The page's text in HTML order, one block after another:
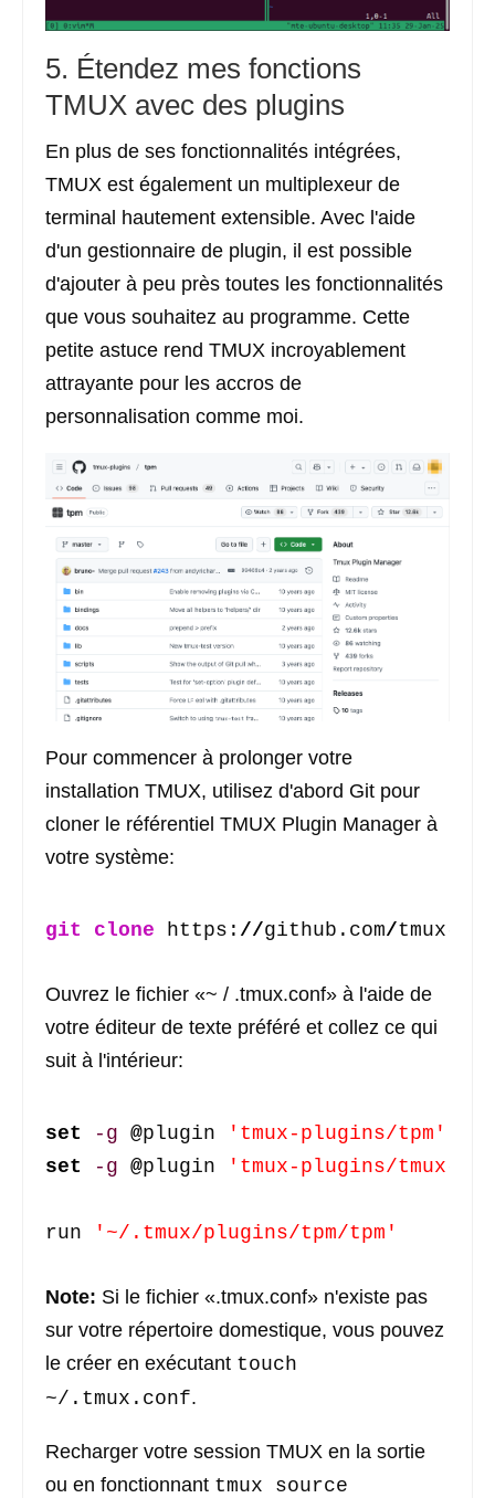
5. Étendez mes fonctions
TMUX avec des plugins
En plus de ses fonctionnalités intégrées,
TMUX est également un multiplexeur de
terminal hautement extensible. Avec l'aide
d'un gestionnaire de plugin, il est possible
d'ajouter à peu près toutes les fonctionnalités
que vous souhaitez au programme. Cette
petite astuce rend TMUX incroyablement
attrayante pour les accros de
personnalisation comme moi.
Pour commencer à prolonger votre
installation TMUX, utilisez d'abord Git pour
cloner le référentiel TMUX Plugin Manager à
votre système:
git clone https: //github.com/tmux-
Ouvrez le fichier «~ / .tmux.conf» à l'aide de
votre éditeur de texte préféré et collez ce qui
suit à l'intérieur:
set -g @plugin
'tmux-plugins/tpm'
set
-g @plugin 'tmux-plugins/tmux-
run '~/.tmux/plugins/tpm/tpm'
Note: Si le fichier «.tmux.conf» n'existe pas
sur votre répertoire domestique, vous pouvez
le créer en exécutant touch
~/.tmux.conf.
Recharger votre session TMUX en la sortie
ou en fonctionnant tmux source